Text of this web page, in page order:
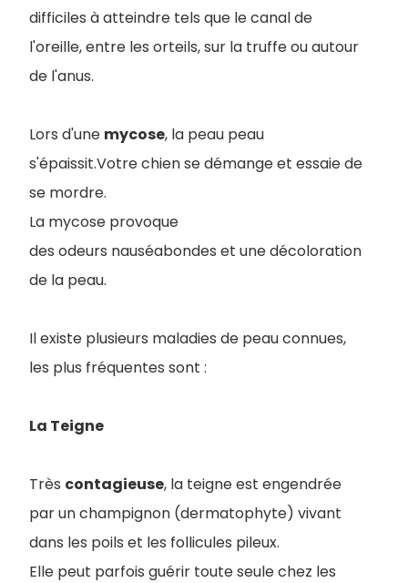
difficiles à atteindre tels que le canal de
l'oreille, entre les orteils, sur la truffe ou autour
de l'anus.
Lors d'une mycose, la peau peau
s'épaissit.Votre chien se démange et essaie de
se mordre.
La mycose provoque
des odeurs nauséabondes et une décoloration
de la peau.
Il existe plusieurs maladies de peau connues,
les plus fréquentes sont :
La Teigne
Très contagieuse, la teigne est engendrée
par un champignon (dermatophyte) vivant
dans les poils et les follicules pileux.
Elle peut parfois guérir toute seule chez les